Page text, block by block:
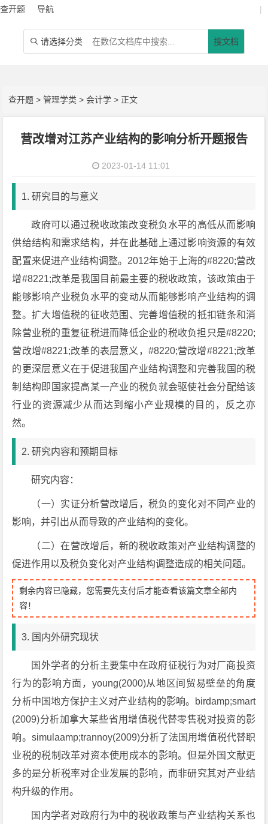
查开题 导航 |
 请选择分类 搜文档
查开题 >管理学类 >会计学 > 正文
营改增对江苏产业结构的影响分析开题报告
2023-01-14 11:01
1. 研究目的与意义
政府可以通过税收政策改变税负水平的高低从而影响
供给结构和需求结构，并在此基础上通过影响资源的有效
配置来促进产业结构调整。2012年始于上海的#8220;营改
增#8221;改革是我国目前最主要的税收政策，该政策由于
能够影响产业税负水平的变动从而能够影响产业结构的调
整。扩大增值税的征收范围、完善增值税的抵扣链条和消
除营业税的重复征税进而降低企业的税收负担只是#8220;
营改增#8221;改革的表层意义，#8220;营改增#8221;改革
的更深层意义在于促进我国产业结构调整和完善我国的税
制结构即国家提高某一产业的税负就会驱使社会分配给该
行业的资源减少从而达到缩小产业规模的目的，反之亦
然。
2. 研究内容和预期目标
研究内容：
（一）实证分析营改增后，税负的变化对不同产业的
影响，并引出从而导致的产业结构的变化。
（二）在营改增后，新的税收政策对产业结构调整的
促进作用以及税负变化对产业结构调整造成的相关问题。
剩余内容已隐藏，您需要先支付后才能查看该篇文章全部内
容！
3. 国内外研究现状
国外学者的分析主要集中在政府征税行为对厂商投资
行为的影响方面，young(2000)从地区间贸易壁垒的角度
分析中国地方保护主义对产业结构的影响。birdamp;smart
(2009)分析加拿大某些省用增值税代替零售税对投资的影
响。simulaamp;trannoy(2009)分析了法国用增值税代替职
业税的税制改革对资本使用成本的影响。但是外国文献更
多的是分析税率对企业发展的影响，而非研究其对产业结
构升级的作用。
国内学者对政府行为中的税收政策与产业结构关系也